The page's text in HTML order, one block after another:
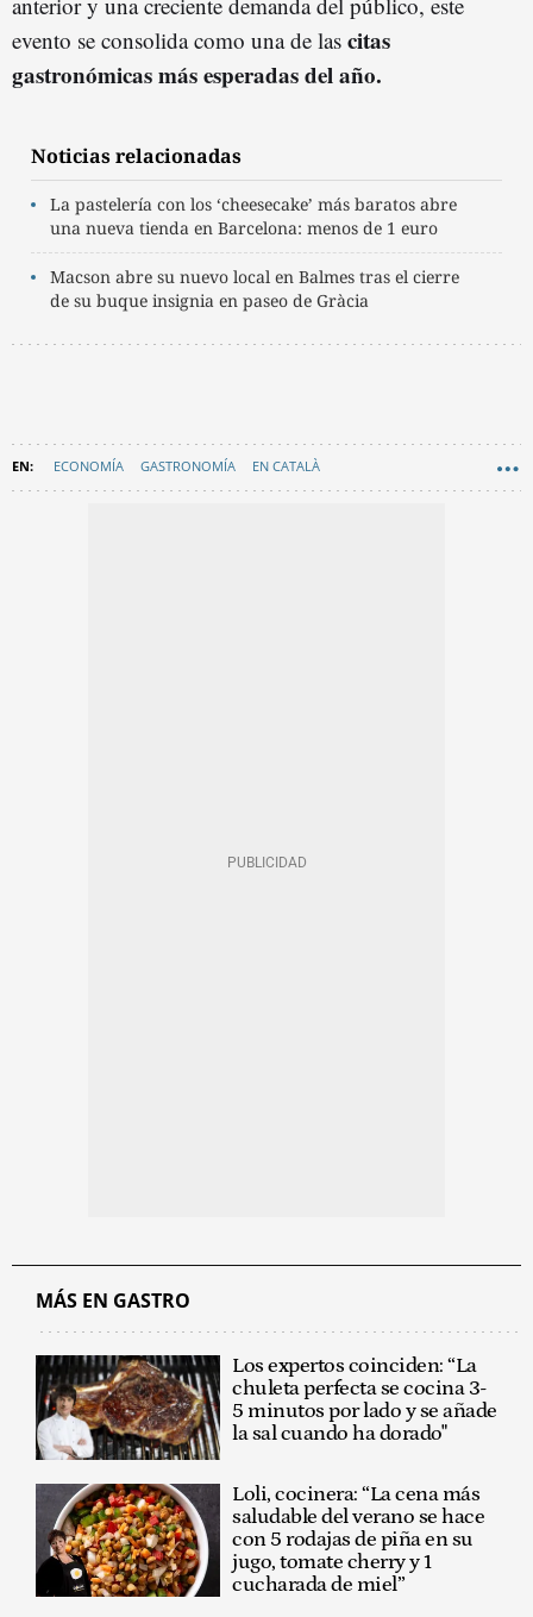
evento se consolida como una de las citas
gastronómicas más esperadas del año.
Noticias relacionadas
La pastelería con los ‘cheesecake’ más baratos abre
una nueva tienda en Barcelona: menos de 1 euro
Macson abre su nuevo local en Balmes tras el cierre
de su buque insignia en paseo de Gràcia
ECONOMÍA GASTRONOMÍA EN CATALÀ
MÁS EN GASTRO
Los expertos coinciden: “La
chuleta perfecta se cocina 3-
5 minutos por lado y se añade
la sal cuando ha dorado"
Loli, cocinera: “La cena más
saludable del verano se hace
con 5 rodajas de piña en su
jugo, tomate cherry y 1
cucharada de miel”